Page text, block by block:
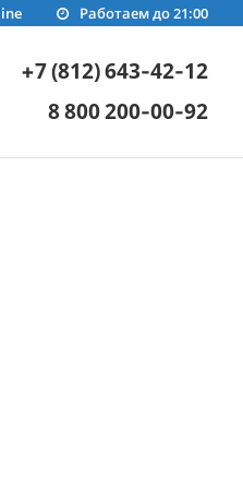
Работаем до 21:00
+7 (812) 643-42-12
8 800 200-00-92